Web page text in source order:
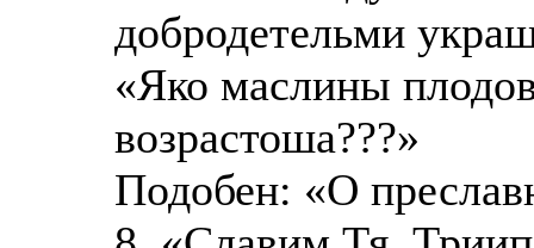
добродетельми
«Яко маслины
возрастоша???»
Подобен: «О